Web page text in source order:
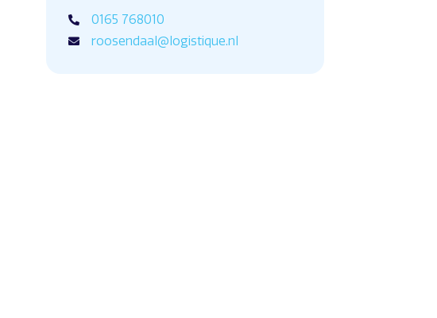
0165 768010
roosendaal@logistique.nl